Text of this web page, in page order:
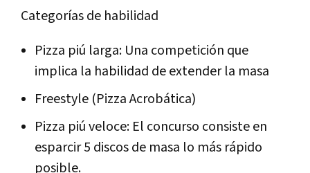
Categorías de habilidad
Pizza piú larga: Una competición que
implica la habilidad de extender la masa
Freestyle (Pizza Acrobática)
Pizza piú veloce: El concurso consiste en
esparcir 5 discos de masa lo más rápido
posible.